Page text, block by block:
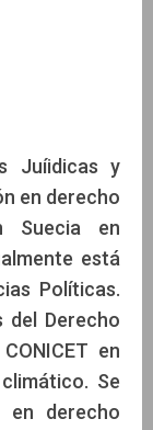
Juíidicas y
en derecho
Suecia en
está
Políticas.
del Derecho
en
Se
en derecho